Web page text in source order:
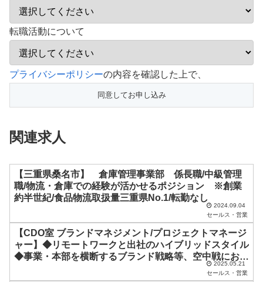
転職活動について
こ
フ
ー
は
空
の
ま
プライバシーポリシーの内容を確認した上で、
関連求人
【三重県桑名市】 倉庫管理事業部 係長職/中級管理
職/物流・倉庫での経験が活かせるポジション ※創業
約半世紀/食品物流取扱量三重県No.1/転勤なし
2024.09.04
セールス・営業
【CDO室 ブランドマネジメント/プロジェクトマネージ
ャー】◆リモートワークと出社のハイブリッドスタイル
◆事業・本部を横断するブランド戦略等、空中戦におけ
2025.05.21
セールス・営業